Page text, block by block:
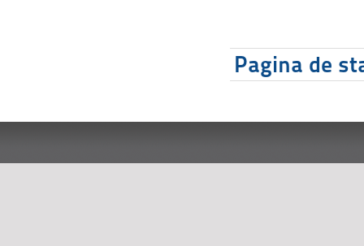
Pagina de